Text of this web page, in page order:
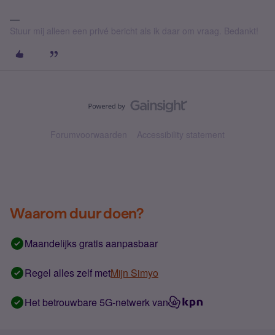
Stuur mij alleen een privé bericht als ik daar om vraag. Bedankt!
Forumvoorwaarden Accessibility statement
Waarom duur doen?
Maandelijks gratis aanpasbaar
Regel alles zelf metMijn Simyo
Het betrouwbare 5G-netwerk van